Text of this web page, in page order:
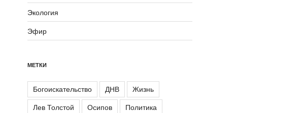
Экология
Эфир
МЕТКИ
Богоискательство ДНВ
Жизнь
Лев Толстой
Осипов
Политика